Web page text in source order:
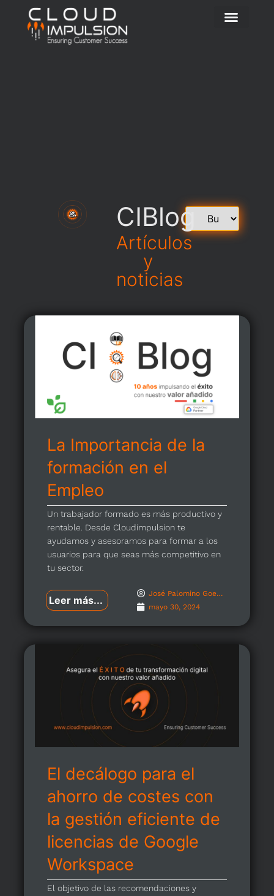
CIBlog
Artículos
y
noticias
La Importancia de la
formación en el
Empleo
Un trabajador formado es más productivo y
rentable. Desde Cloudimpulsion te
ayudamos y asesoramos para formar a los
usuarios para que seas más competitivo en
tu sector.
Leer más...
José Palomino Goenechea
mayo 30, 2024
El decálogo para el
ahorro de costes con
la gestión eficiente de
licencias de Google
Workspace
El objetivo de las recomendaciones y